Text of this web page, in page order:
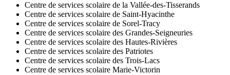
Centre de services scolaire de la Vallée-des-Tisserands
Centre de services scolaire de Saint-Hyacinthe
Centre de services scolaire de Sorel-Tracy
Centre de services scolaire des Grandes-Seigneuries
Centre de services scolaire des Hautes-Rivières
Centre de services scolaire des Patriotes
Centre de services scolaire des Trois-Lacs
Centre de services scolaire Marie-Victorin